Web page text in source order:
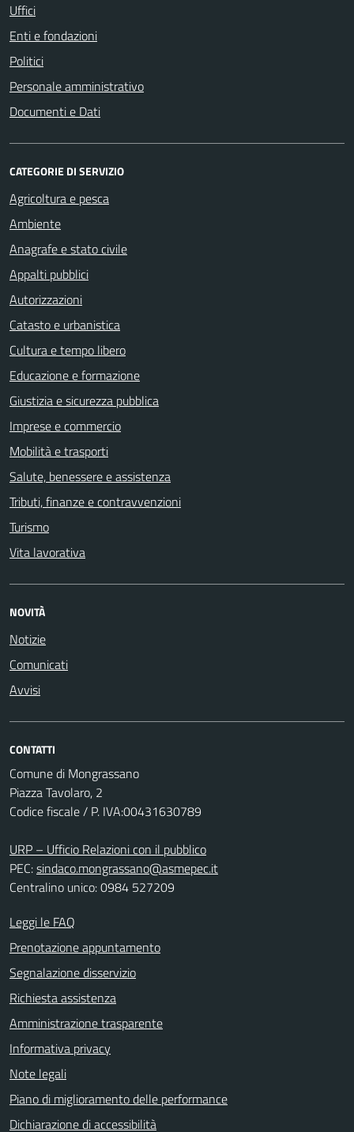
Uffici
Enti e fondazioni
Politici
Personale amministrativo
Documenti e Dati
CATEGORIE DI SERVIZIO
Agricoltura e pesca
Ambiente
Anagrafe e stato civile
Appalti pubblici
Autorizzazioni
Catasto e urbanistica
Cultura e tempo libero
Educazione e formazione
Giustizia e sicurezza pubblica
Imprese e commercio
Mobilità e trasporti
Salute, benessere e assistenza
Tributi, finanze e contravvenzioni
Turismo
Vita lavorativa
NOVITÀ
Notizie
Comunicati
Avvisi
CONTATTI
Comune di Mongrassano
Piazza Tavolaro, 2
Codice fiscale / P. IVA:00431630789
URP – Ufficio Relazioni con il pubblico
PEC:sindaco.mongrassano@asmepec.it
Centralino unico: 0984 527209
Leggi le FAQ
Prenotazione appuntamento
Segnalazione disservizio
Richiesta assistenza
Amministrazione trasparente
Informativa privacy
Note legali
Piano di miglioramento delle performance
Dichiarazione di accessibilità